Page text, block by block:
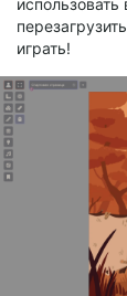
играть!